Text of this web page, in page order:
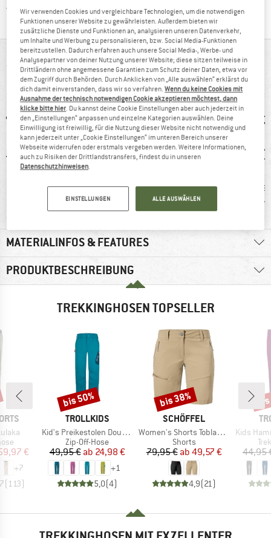
Trusted Shops Käuferschutz Finde alle Infos hier!
AUF EINEN BLICK
Zip-Off Outdoorhose mit UV-Schutz
100%
Weiterempfehlung
Kunden sagen:
atmungsaktiv
MATERIALINFOS & FEATURES
PRODUKTBESCHREIBUNG
TREKKINGHOSEN TOPSELLER
Preis
€
+7
(113)
MARKE
TROLLKIDS
Artikel
Kid's Preikestolen Double Zip-Off Pants
Produktgruppe
Zip-Off-Hose
Preis
49,95 € reduzierter Preis
ab 24,98 €
+1
5,0(4)
Rabatt
bis 50%
MARKE
SCHÖFFEL
Artikel
Women's Shorts Toblach2
Produktgruppe
Shorts
Preis
79,95 € reduzierter Preis
ab 49,57 €
4,9(21 )
Rabatt
bis 38%
Artikel
Kids
44,95
Wir verwenden Cookies und vergleichbare Technologien, um die notwendigen
Funktionen unserer Website zu gewährleisten. Außerdem bieten wir
zusätzliche Dienste und Funktionen an, analysieren unseren Datenverkehr,
um Inhalte und Werbung zu personalisieren, bzw. Social Media-Funktionen
bereitzustellen. Dadurch erfahren auch unsere Social Media-, Werbe- und
Analysepartner von deiner Nutzung unserer Website; diese sitzen teilweise in
Drittländern ohne angemessene Garantien zum Schutz deiner Daten, etwa vor
dem Zugriff durch Behörden. Durch Anklicken von „Alle auswählen“ erklärst du
dich damit einverstanden, dass wir so verfahren.Wenn du keine Cookies mit
Ausnahme der technisch notwendigen Cookie akzeptieren möchtest, dann
klicke bitte hier . Du kannst deine Cookie Einstellungen aber auch jederzeit in
den „Einstellungen“ anpassen und einzelne Kategorien auswählen. Deine
Einwilligung ist freiwillig, für die Nutzung dieser Website nicht notwendig und
kann jederzeit unter „Cookie Einstellungen“ im unteren Bereich unserer
Webseite widerrufen oder erstmals vergeben werden. Weitere Informationen,
auch zu Risiken der Drittlandstransfers, findest du in unseren
Datenschutzhinweisen
EINSTELLUNGEN ALLE AUSWÄHLEN